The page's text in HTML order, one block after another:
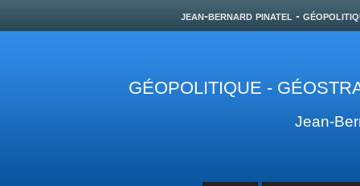
jean-bernard pinatel -
GÉOPOLITIQUE -
Jean-